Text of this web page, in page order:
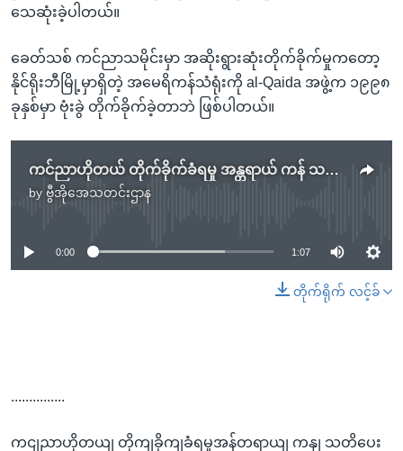
သေဆုံးခဲ့ပါတယ်။
ခေတ်သစ် ကင်ညာသမိုင်းမှာ အဆိုးရွားဆုံးတိုက်ခိုက်မှုကတော့
နိုင်ရိုးဘီမြို့မှာရှိတဲ့ အမေရိကန်သံရုံးကို al-Qaida အဖွဲ့က ၁၉၉၈
ခုနှစ်မှာ ဗုံးခွဲ တိုက်ခိုက်ခဲ့တာဘဲ ဖြစ်ပါတယ်။
ကင်ညာဟိုတယ် တိုက်ခိုက်ခံရမှု အန္တရာယ် ကန် သတိပေး
by ဗွီအိုအေသတင်းဌာန
No media source currently available
0:00 1:07
တိုက်ရိုက် လင့်ခ်
...............
ကငျညာဟိုတယျ တိုကျခိုကျခံရမှုအန်တရာယျ ကနျ သတိပေး